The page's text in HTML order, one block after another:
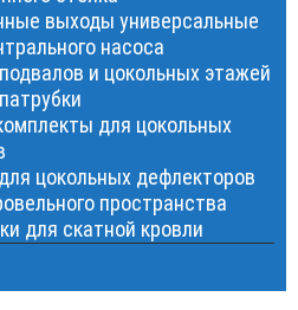
выходы универсальные
насоса
и цокольных этажей
для цокольных
цокольных дефлекторов
пространства
для скатной кровли